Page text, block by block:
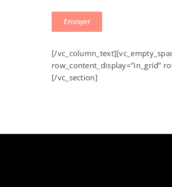
Envoyer
[/
row_content_display=”in_grid”
[/vc_section]